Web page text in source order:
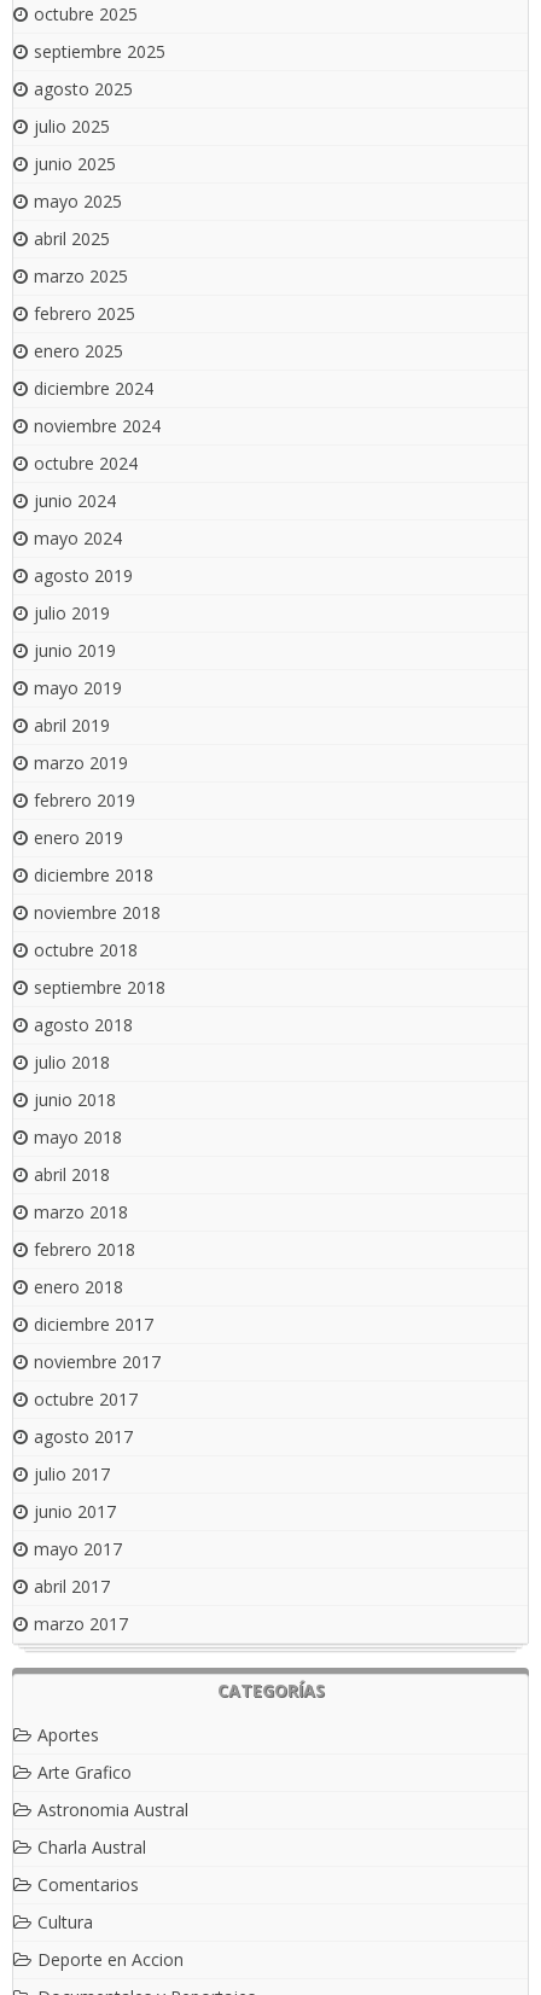
octubre 2025
septiembre 2025
agosto 2025
julio 2025
junio 2025
mayo 2025
abril 2025
marzo 2025
febrero 2025
enero 2025
diciembre 2024
noviembre 2024
octubre 2024
junio 2024
mayo 2024
agosto 2019
julio 2019
junio 2019
mayo 2019
abril 2019
marzo 2019
febrero 2019
enero 2019
diciembre 2018
noviembre 2018
octubre 2018
septiembre 2018
agosto 2018
julio 2018
junio 2018
mayo 2018
abril 2018
marzo 2018
febrero 2018
enero 2018
diciembre 2017
noviembre 2017
octubre 2017
agosto 2017
julio 2017
junio 2017
mayo 2017
abril 2017
marzo 2017
CATEGORÍAS
Aportes
Arte Grafico
Astronomia Austral
Charla Austral
Comentarios
Cultura
Deporte en Accion